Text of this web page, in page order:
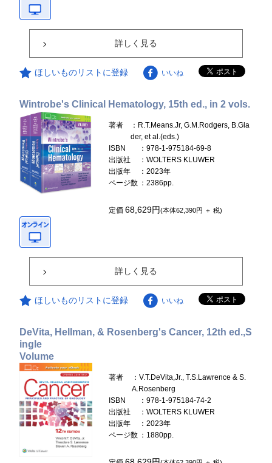
詳しく見る
ほしいものリストに登録 いいね
Wintrobe's Clinical Hematology, 15th ed., in 2 vols.
著者
：R.T.Means.Jr, G.M.Rodgers, B.Gla
der, et al.(eds.)
ISBN
：978-1-975184-69-8
出版社
：WOLTERS KLUWER
出版年
：2023年
ページ数 ：2386pp.
定価68,629円(本体62,390円 ＋ 税)
詳しく見る
ほしいものリストに登録 いいね
DeVita, Hellman, & Rosenberg's Cancer, 12th ed.,S
ingle
Volume
著者
：V.T.DeVita,Jr., T.S.Lawrence & S.
A.Rosenberg
ISBN
：978-1-975184-74-2
出版社
：WOLTERS KLUWER
出版年
：2023年
ページ数 ：1880pp.